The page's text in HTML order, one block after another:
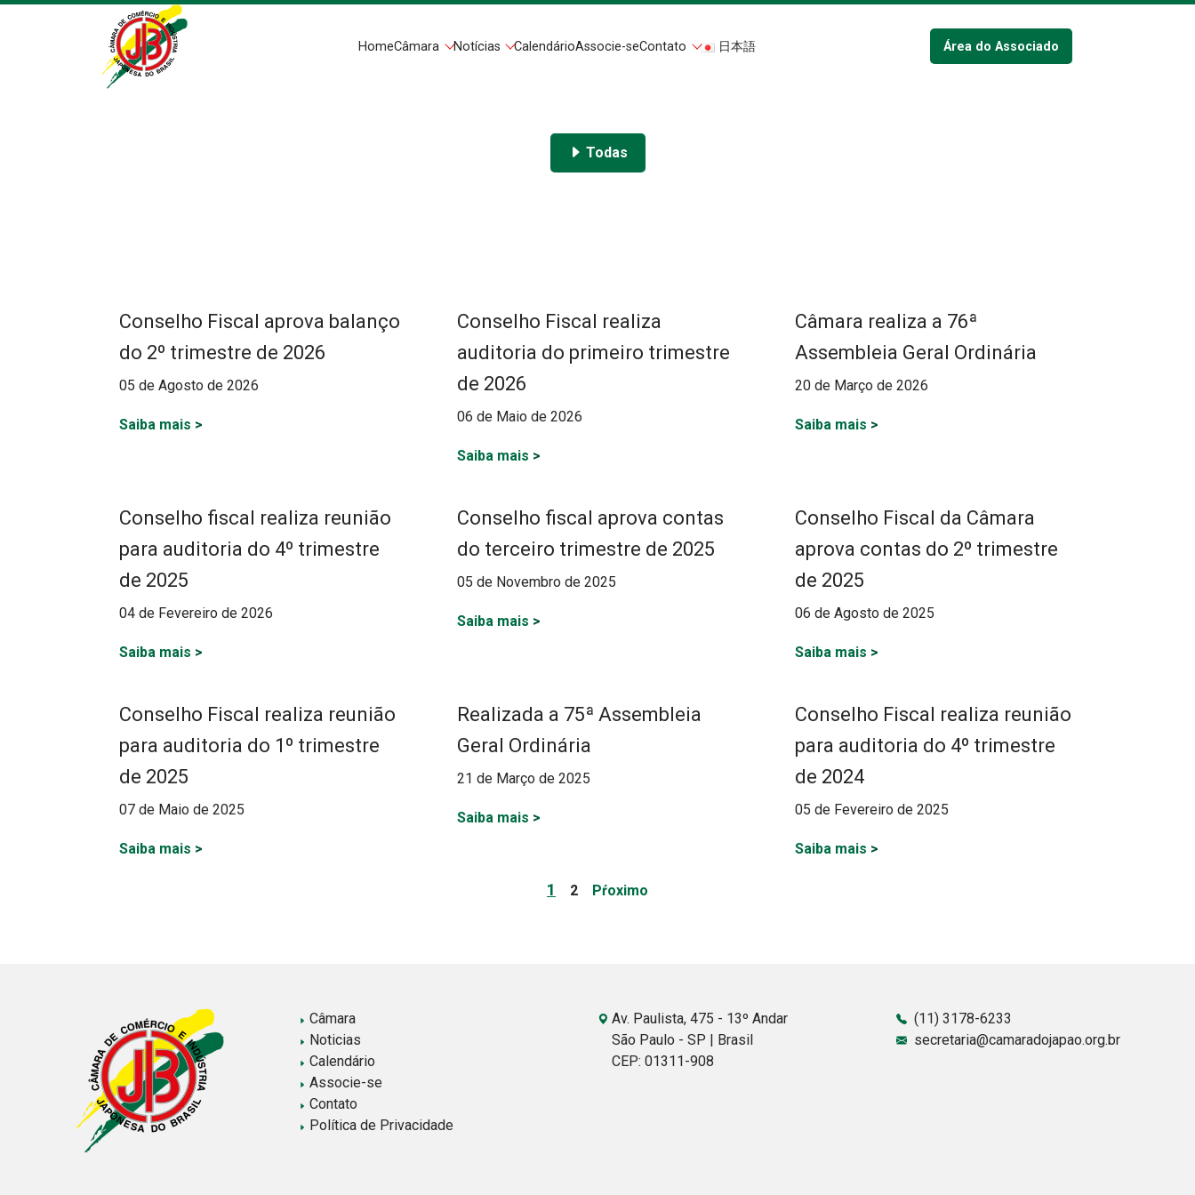
HomeCâmara Notícias CalendárioAssocie-seContato 日本語 Área do Associado
Todas
Conselho Fiscal aprova balanço
do 2º trimestre de 2026
05 de Agosto de 2026
Saiba mais >
Conselho Fiscal realiza
auditoria do primeiro trimestre
de 2026
06 de Maio de 2026
Saiba mais >
Câmara realiza a 76ª
Assembleia Geral Ordinária
20 de Março de 2026
Saiba mais >
Conselho fiscal realiza reunião
para auditoria do 4º trimestre
de 2025
04 de Fevereiro de 2026
Saiba mais >
Conselho fiscal aprova contas
do terceiro trimestre de 2025
05 de Novembro de 2025
Saiba mais >
Conselho Fiscal da Câmara
aprova contas do 2º trimestre
de 2025
06 de Agosto de 2025
Saiba mais >
Conselho Fiscal realiza reunião
para auditoria do 1º trimestre
de 2025
07 de Maio de 2025
Saiba mais >
Realizada a 75ª Assembleia
Geral Ordinária
21 de Março de 2025
Saiba mais >
Conselho Fiscal realiza reunião
para auditoria do 4º trimestre
de 2024
05 de Fevereiro de 2025
Saiba mais >
Page
1 Page
2 Pŕoximo
Câmara
Noticias
Calendário
Associe-se
Contato
Política de Privacidade
Av. Paulista, 475 - 13º Andar
São Paulo - SP | Brasil
CEP: 01311-908
(11) 3178-6233
secretaria@camaradojapao.org.br